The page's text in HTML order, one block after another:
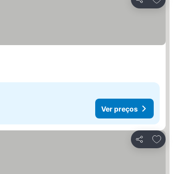
Partilhar
Ver preços
Partilhar